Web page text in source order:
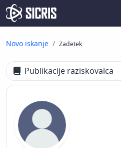
Novo iskanje Zadetek
Publikacije raziskovalca